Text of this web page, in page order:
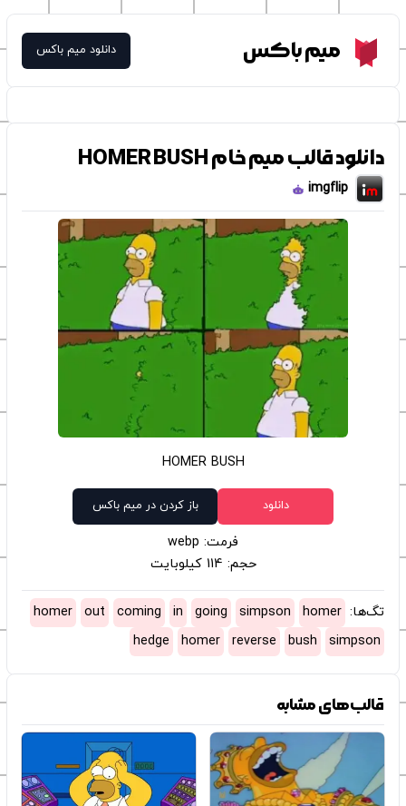
Meme Boxمیم باکس دانلود میم باکس
دانلود قالب میم خام HOMER BUSH
imgflip
HOMER BUSH
دانلود باز کردن در میم باکس
فرمت: webp
حجم: 114 کیلوبایت
تگ‌ها: homer
simpson
going
in
coming
out
homer
simpson
bush
reverse
homer
hedge
قالب‌های مشابه